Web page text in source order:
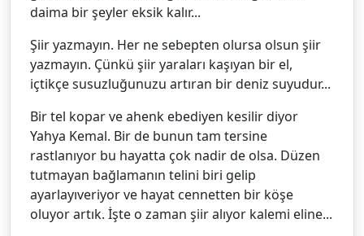
daima bir şeyler eksik kalır...
Şiir yazmayın. Her ne sebepten olursa olsun şiir
yazmayın. Çünkü şiir yaraları kaşıyan bir el,
içtikçe susuzluğunuzu artıran bir deniz suyudur...
Bir tel kopar ve ahenk ebediyen kesilir diyor
Yahya Kemal. Bir de bunun tam tersine
rastlanıyor bu hayatta çok nadir de olsa. Düzen
tutmayan bağlamanın telini biri gelip
ayarlayıveriyor ve hayat cennetten bir köşe
oluyor artık. İşte o zaman şiir alıyor kalemi eline...